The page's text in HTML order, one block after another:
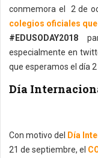
conmemora el 2 de
colegios oficiales que
#EDUSODAY2018
especialmente en
que esperamos el día
Día
Con motivo del Día
21 de septiembre, el